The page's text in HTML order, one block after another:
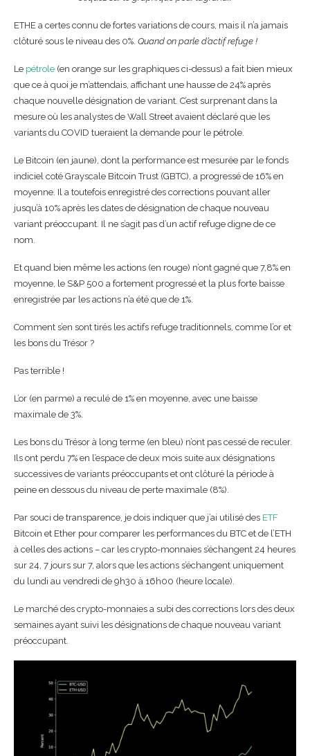
ETHE a certes connu de fortes variations de cours, mais il n’a jamais
clôturé sous le niveau des 0%. Quand on parle d’actif refuge !
Le pétrole (en orange sur les graphiques ci-dessus) a fait bien mieux
que ce à quoi je m’attendais, affichant une hausse de 24% après
chaque nouvelle désignation de variant. C’est surprenant dans la
mesure où les analystes de Wall Street avaient déclaré que les
variants du COVID tueraient la demande pour le pétrole.
Le Bitcoin (en jaune), dont la performance est mesurée par le fonds
indiciel coté Grayscale Bitcoin Trust (GBTC), a progressé de 16% en
moyenne. Il a toutefois enregistré des corrections pouvant aller
jusqu’à 10% après les dates de désignation de chaque nouveau
variant préoccupant. Il ne s’agit pas d’un actif refuge digne de ce
nom.
Et quand bien même les actions (en rouge) n’ont gagné que 7,8% en
moyenne, le S&P 500 a fortement progressé et la plus forte baisse
enregistrée par les actions n’a été que de 1%.
Comment s’en sont tirés les actifs refuge traditionnels, comme l’or et
les bons du Trésor ?
Pas terrible !
L’or (en parme) a reculé de 1% en moyenne, avec une baisse
maximale de 3%.
Les bons du Trésor à long terme (en bleu) n’ont pas cessé de reculer.
Ils ont perdu 7% en l’espace de deux mois suite aux désignations
successives de variants préoccupants et ont clôturé la période à
peine en dessous du niveau de perte maximale (8%).
Par souci de transparence, je dois indiquer que j’ai utilisé des ETF
Bitcoin et Ether pour comparer les performances du BTC et de l’ETH
à celles des actions – car les crypto-monnaies s’échangent 24 heures
sur 24, 7 jours sur 7, alors que les actions s’échangent uniquement
du lundi au vendredi de 9h30 à 16h00 (heure locale).
Le marché des crypto-monnaies a subi des corrections lors des deux
semaines ayant suivi les désignations de chaque nouveau variant
préoccupant.